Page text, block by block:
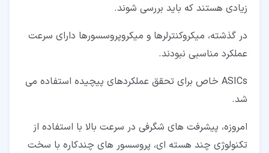
زیادی هستند که باید بررسی شوند.
در گذشته، میکروکنترلرها و میکروپروسسورها دارای سرعت
عملکرد مناسبی نبودند.
ASICs خاص برای تحقق عملکردهای پیچیده استفاده می
شد.
امروزه، پیشرفت های شگرفی در سرعت بالا با استفاده از
تکنولوژی چند هسته ای، پروسسور های چندکاره با سخت